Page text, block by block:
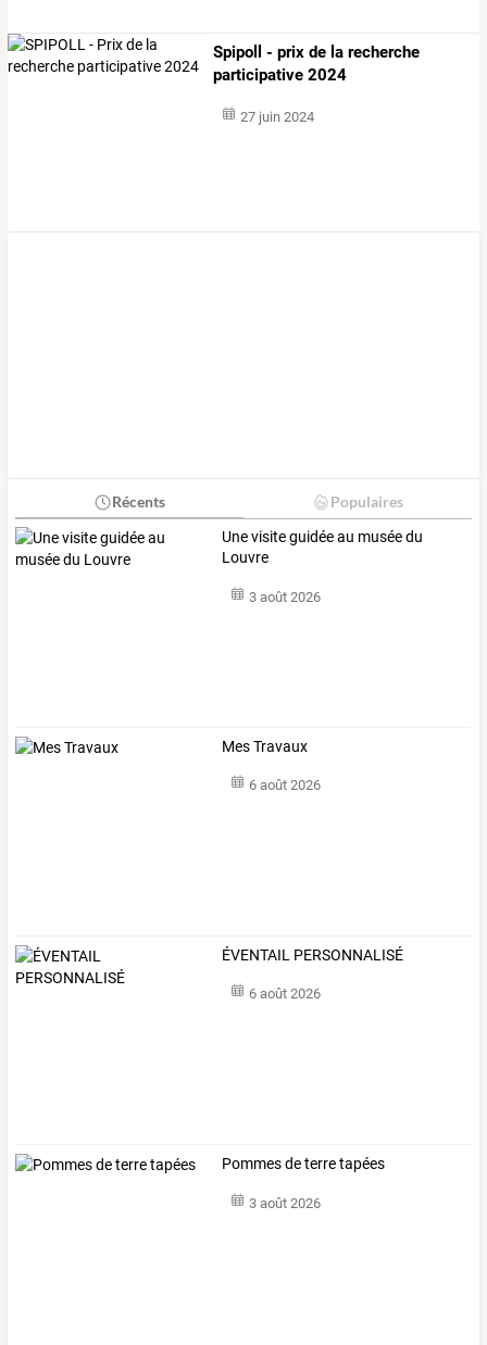
Spipoll - prix de la recherche
participative 2024
27 juin 2024
Récents Populaires
Une visite guidée au musée du
Louvre
3 août 2026
Mes Travaux
6 août 2026
ÉVENTAIL PERSONNALISÉ
6 août 2026
Pommes de terre tapées
3 août 2026